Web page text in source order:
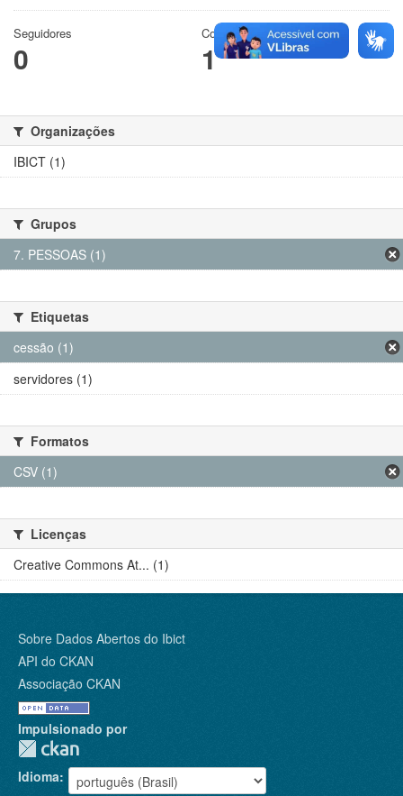
Seguidores
0
Conjuntos de dados
1
Organizações
IBICT (1)
Grupos
7. PESSOAS (1)
Etiquetas
cessão (1)
servidores (1)
Formatos
CSV (1)
Licenças
Creative Commons At... (1)
Sobre Dados Abertos do Ibict
API do CKAN
Associação CKAN
Impulsionado por
Idioma